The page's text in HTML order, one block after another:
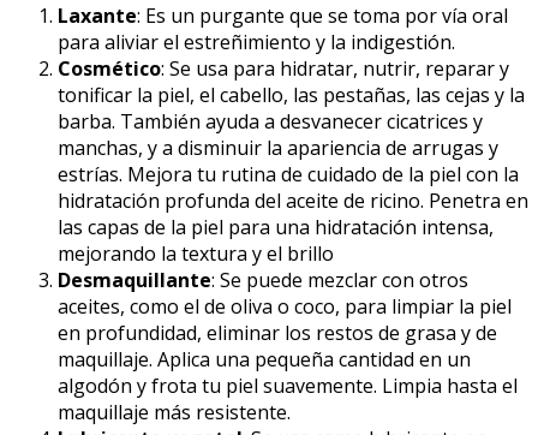
Laxante: Es un purgante que se toma por vía oral
para aliviar el estreñimiento y la indigestión.
Cosmético: Se usa para hidratar, nutrir, reparar y
tonificar la piel, el cabello, las pestañas, las cejas y la
barba. También ayuda a desvanecer cicatrices y
manchas, y a disminuir la apariencia de arrugas y
estrías. Mejora tu rutina de cuidado de la piel con la
hidratación profunda del aceite de ricino. Penetra en
las capas de la piel para una hidratación intensa,
mejorando la textura y el brillo
Desmaquillante: Se puede mezclar con otros
aceites, como el de oliva o coco, para limpiar la piel
en profundidad, eliminar los restos de grasa y de
maquillaje. Aplica una pequeña cantidad en un
algodón y frota tu piel suavemente. Limpia hasta el
maquillaje más resistente.